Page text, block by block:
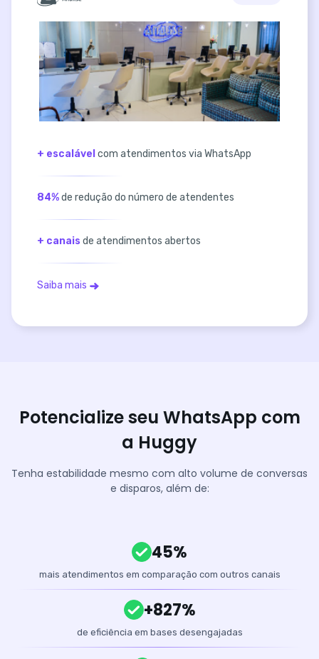
+ escalável com atendimentos via WhatsApp
84%de redução do número de atendentes
+ canais de atendimentos abertos
Saiba mais
Potencialize seu WhatsApp com
a Huggy
Tenha estabilidade mesmo com alto volume de conversas
e disparos, além de:
45%
mais atendimentos em comparação com outros canais
+827%
de eficiência em bases desengajadas